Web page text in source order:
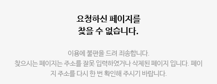
요청하신 페이지를
찾을 수 없습니다.
이용에 불편을 드려 죄송합니다.
찾으시는 페이지는 주소를 잘못 입력하였거나 삭제된 페이지 입니다. 페이
지 주소를 다시 한 번 확인해 주시기 바랍니다.